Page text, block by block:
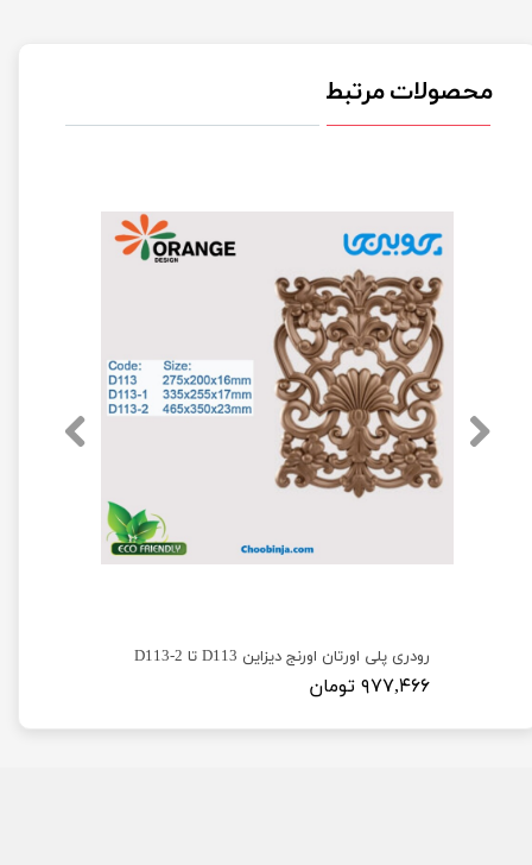
محصولات مرتبط
رودری پلی اورتان اورنج دیزاین D113 تا D113-2
۹۷۷,۴۶۶ تومان